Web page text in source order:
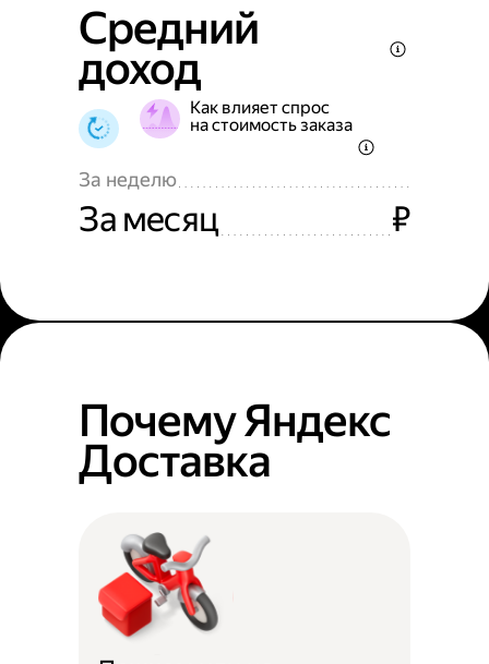
Средний
доход
Как влияет спрос
на стоимость заказа
За неделю
За месяц ₽
Почему Яндекс
Доставка